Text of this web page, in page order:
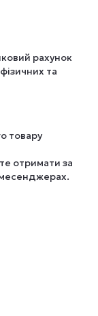
рахунок
та
товару
отримати за